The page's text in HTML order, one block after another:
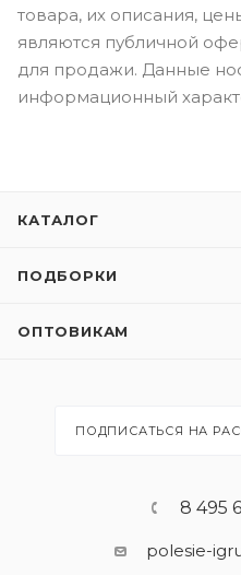
товара, их описания,
являются публичной
для продажи. Данные
информационный
КАТАЛОГ
ПОДБОРКИ
ОПТОВИКАМ
ПОДПИСАТЬСЯ НА
8 495
polesie-